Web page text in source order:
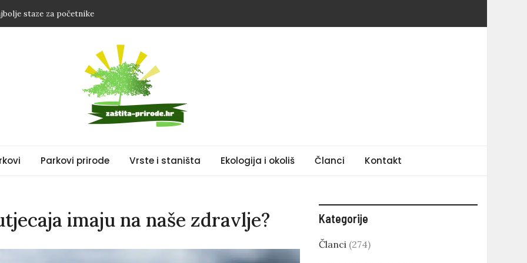
staze za početnike
u Hrvatskoj: Što učiniti pri susretu?
Vodič za sigurno promatranje
Parkovi prirode Vrste i staništa Ekologija i okoliš Članci Kontakt
imaju na naše zdravlje? Kategorije
Članci(274)